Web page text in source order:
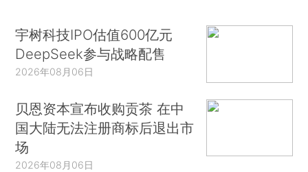
宇树科技IPO估值600亿元
DeepSeek参与战略配售
2026年08月06日
贝恩资本宣布收购贡茶 在中
国大陆无法注册商标后退出市
场
2026年08月06日